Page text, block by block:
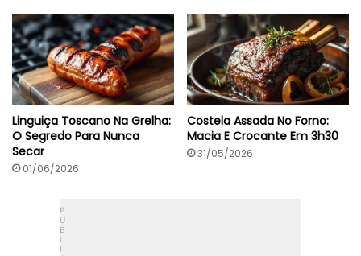
Linguiça Toscano Na Grelha:
O Segredo Para Nunca
Secar
01/06/2026
Costela Assada No Forno:
Macia E Crocante Em 3h30
31/05/2026